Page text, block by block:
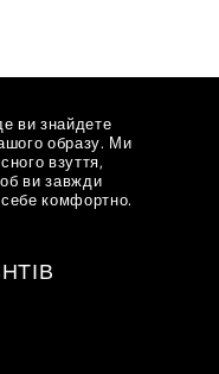
ви знайдете
образу. Ми
взуття,
ви завжди
комфортно.